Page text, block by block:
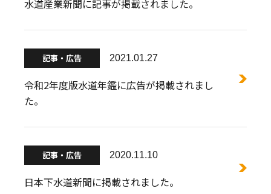
水道産業新聞に記事が掲載されました。
記事・広告 2021.01.27
令和2年度版水道年鑑に広告が掲載されまし
た。
記事・広告 2020.11.10
日本下水道新聞に掲載されました。